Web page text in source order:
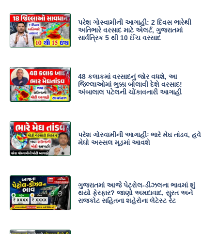
પરેશ ગોસ્વામીની આગાહી: 2 દિવસ ભારેથી
અતિભારે વરસાદ માટે એલર્ટ, ગુજરાતમાં
સાર્વત્રિક 5 થી 10 ઈંચ વરસાદ
48 કલાકમાં વરસાદનું જોર વધશે, આ
જિલ્લાઓમાં ભુક્કા બોલાવી દેશે વરસાદ!
અંબાલાલ પટેલની ચોંકાવનારી આગાહી
પરેશ ગોસ્વામીની આગાહીઃ ભારે મેઘ તાંડવ, હવે
મેઘો અસ્સલ મૂડમાં આવશે
ગુજરાતમાં આજે પેટ્રોલ-ડીઝલના ભાવમાં શું
થયો ફેરફાર? જાણો અમદાવાદ, સુરત અને
રાજકોટ સહિતના શહેરોના લેટેસ્ટ રેટ